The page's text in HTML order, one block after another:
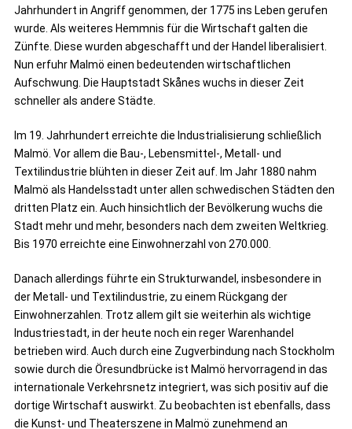
Jahrhundert in Angriff genommen, der 1775 ins Leben gerufen
wurde. Als weiteres Hemmnis für die Wirtschaft galten die
Zünfte. Diese wurden abgeschafft und der Handel liberalisiert.
Nun erfuhr Malmö einen bedeutenden wirtschaftlichen
Aufschwung. Die Hauptstadt Skånes wuchs in dieser Zeit
schneller als andere Städte.
Im 19. Jahrhundert erreichte die Industrialisierung schließlich
Malmö. Vor allem die Bau-, Lebensmittel-, Metall- und
Textilindustrie blühten in dieser Zeit auf. Im Jahr 1880 nahm
Malmö als Handelsstadt unter allen schwedischen Städten den
dritten Platz ein. Auch hinsichtlich der Bevölkerung wuchs die
Stadt mehr und mehr, besonders nach dem zweiten Weltkrieg.
Bis 1970 erreichte eine Einwohnerzahl von 270.000.
Danach allerdings führte ein Strukturwandel, insbesondere in
der Metall- und Textilindustrie, zu einem Rückgang der
Einwohnerzahlen. Trotz allem gilt sie weiterhin als wichtige
Industriestadt, in der heute noch ein reger Warenhandel
betrieben wird. Auch durch eine Zugverbindung nach Stockholm
sowie durch die Öresundbrücke ist Malmö hervorragend in das
internationale Verkehrsnetz integriert, was sich positiv auf die
dortige Wirtschaft auswirkt. Zu beobachten ist ebenfalls, dass
die Kunst- und Theaterszene in Malmö zunehmend an